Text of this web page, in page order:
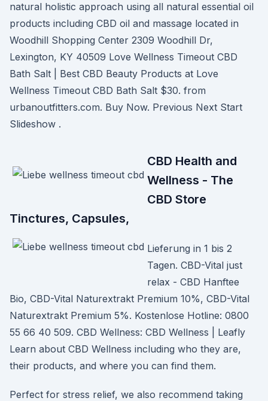
natural holistic approach using all natural essential oil
products including CBD oil and massage located in
Woodhill Shopping Center 2309 Woodhill Dr,
Lexington, KY 40509 Love Wellness Timeout CBD
Bath Salt | Best CBD Beauty Products at Love
Wellness Timeout CBD Bath Salt $30. from
urbanoutfitters.com. Buy Now. Previous Next Start
Slideshow .
CBD Health and
Wellness - The
CBD Store
Tinctures, Capsules,
Lieferung in 1 bis 2
Tagen. CBD-Vital just
relax - CBD Hanftee
Bio, CBD-Vital Naturextrakt Premium 10%, CBD-Vital
Naturextrakt Premium 5%. Kostenlose Hotline: 0800
55 66 40 509. CBD Wellness: CBD Wellness | Leafly
Learn about CBD Wellness including who they are,
their products, and where you can find them.
Perfect for stress relief, we also recommend taking